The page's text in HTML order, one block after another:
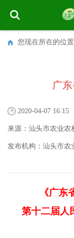
您现在所在的位
广
2020-04-07 16:15
来源： 汕头市农业农
发布机构： 汕头市农
《广
第十二届人